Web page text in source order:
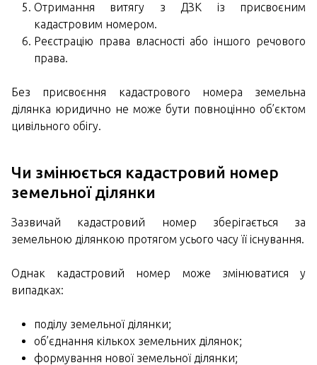
Отримання витягу з ДЗК із присвоєним
кадастровим номером.
Реєстрацію права власності або іншого речового
права.
Без присвоєння кадастрового номера земельна
ділянка юридично не може бути повноцінно об’єктом
цивільного обігу.
Чи змінюється кадастровий номер
земельної ділянки
Зазвичай кадастровий номер зберігається за
земельною ділянкою протягом усього часу її існування.
Однак кадастровий номер може змінюватися у
випадках:
поділу земельної ділянки;
об’єднання кількох земельних ділянок;
формування нової земельної ділянки;